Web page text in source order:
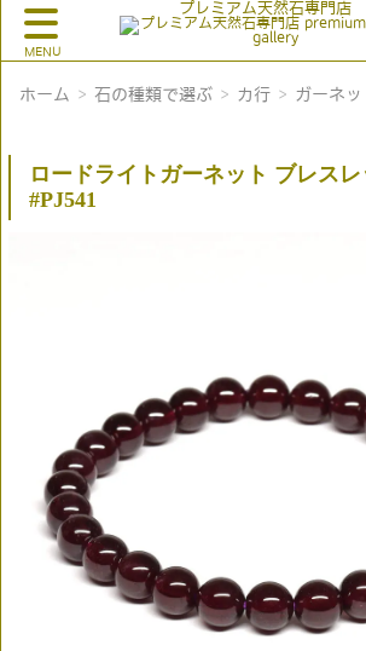
プレミアム天然石専門店
ホーム 石の種類で選ぶ カ行 ガーネッ
ロードライトガーネット ブレス
#PJ541